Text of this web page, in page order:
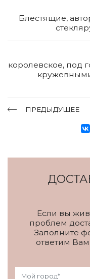
Блестящие,
королевское, под
ПРЕДЫДУЩЕЕ
Если вы
проблем
Заполните
ответим